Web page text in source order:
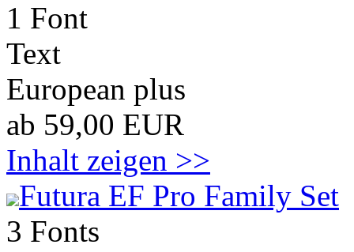
1 Font
Text
European plus
ab 59,00 EUR
Inhalt zeigen >>
Futura EF Pro Family Set
3 Fonts